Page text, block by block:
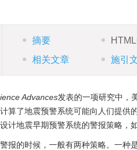
摘要
相关文章
施引
Advances发表的一项研究中，
算了地震预警系统可能向人们提供
计地震早期预警系统的警报策略，
报的时候，一般有两种策略。一种